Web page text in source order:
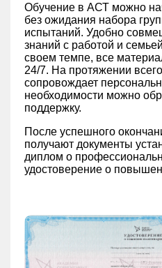
Обучение в АСТ можно
без ожидания набора
испытаний. Удобно
знаний с работой и
своем темпе, все
24/7. На протяжении
сопровождает
необходимости можно
поддержку.
После успешного
получают документы
диплом о
удостоверение о